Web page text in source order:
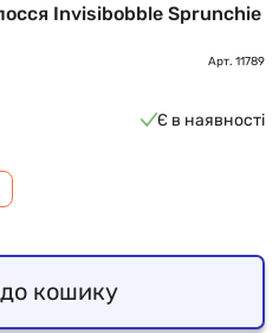
Invisibobble Sprunchie
Арт. 11789
Є в наявності
кошику